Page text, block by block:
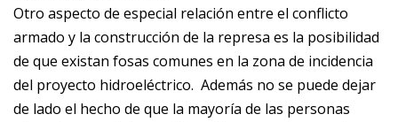
Otro aspecto de especial relación entre el conflicto
armado y la construcción de la represa es la posibilidad
de que existan fosas comunes en la zona de incidencia
del proyecto hidroeléctrico. Además no se puede dejar
de lado el hecho de que la mayoría de las personas